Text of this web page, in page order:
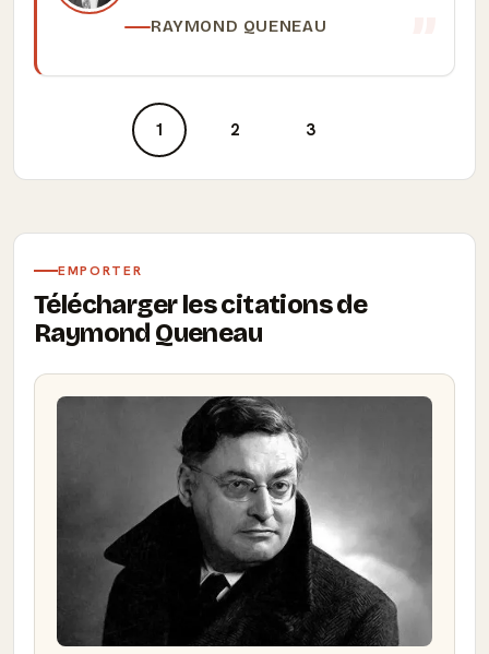
RAYMOND QUENEAU
1 2 3
EMPORTER
Télécharger les citations de
Raymond Queneau